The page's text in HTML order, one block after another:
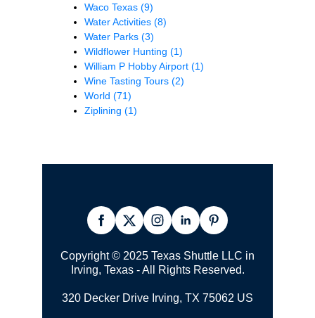
Waco Texas (9)
Water Activities (8)
Water Parks (3)
Wildflower Hunting (1)
William P Hobby Airport (1)
Wine Tasting Tours (2)
World (71)
Ziplining (1)
Copyright © 2025 Texas Shuttle LLC in
Irving, Texas - All Rights Reserved.
320 Decker Drive Irving, TX 75062 US